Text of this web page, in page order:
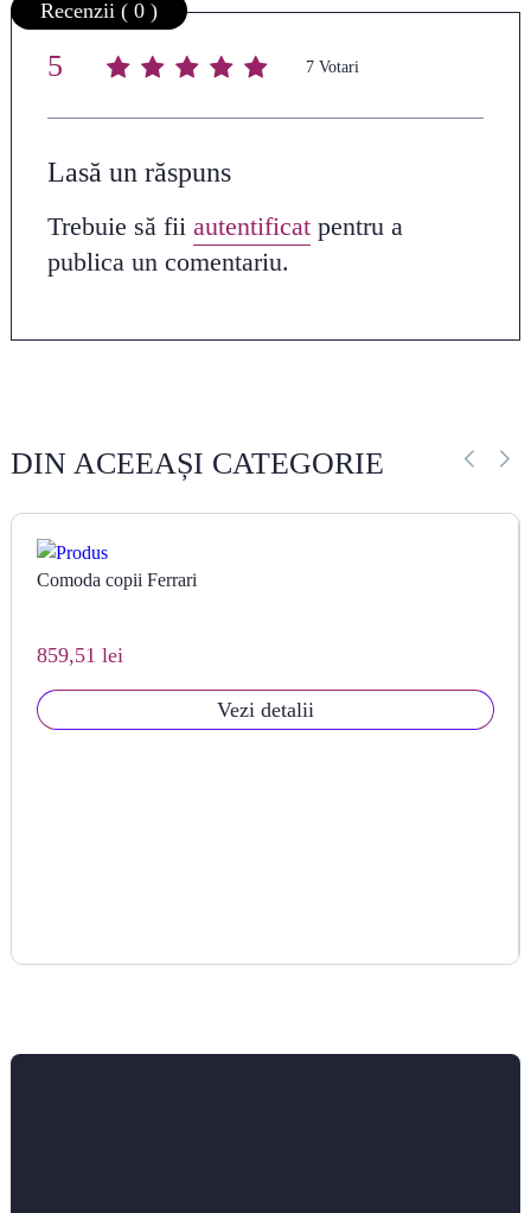
Average rating
5 / 5. Vote count:
7
Recenzii ( 0 )
Lasă un răspuns
Trebuie să fii autentificatpentru a
publica un comentariu.
DIN ACEEAȘI CATEGORIE
Comoda copii Ferrari
859,51 lei
Vezi detalii